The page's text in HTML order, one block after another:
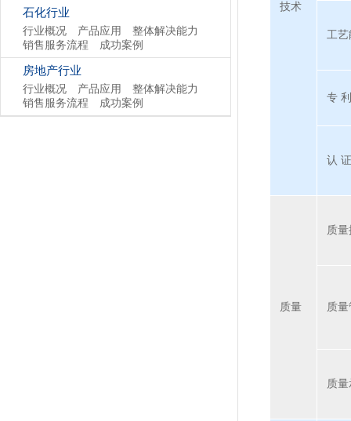
石化行业
行业概况 产品应用
整体解决能力
销售服务流程
成功案例
房地产行业
行业概况 产品应用
整体解决能力
销售服务流程
成功案例
技术
工艺
专 利
认 证
质量
质
质
质